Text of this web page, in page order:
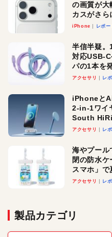
の画質が大
カスがさら
iPhone レポー
半信半疑
対応USB-
パの1本を
アクセサリ レ
iPhoneと
2-in-1ワイ
South
ースでおし
アクセサリ レ
海やプー
閉の防水
スマホ」で
アクセサリ レ
製品カテゴリ